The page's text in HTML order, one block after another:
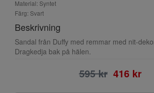
Material: Syntet
Färg: Svart
Beskrivning
Sandal från Duffy med remmar med nit-
Dragkedja bak på hälen.
595 kr 416 kr